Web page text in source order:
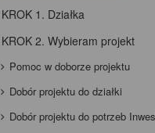
KROK 1. Działka
KROK 2. Wybieram projekt
Pomoc w doborze projektu
Dobór projektu do działki
Dobór projektu do potrzeb